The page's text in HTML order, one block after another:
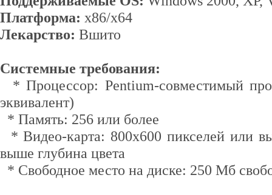
Платформа: x86/x64
Лекарство: Вшито
Системные требования:
* Процессор: Pentium-совместимый
эквивалент)
* Память: 256 или более
* Видео-карта: 800x600 пикселей или
выше глубина цвета
* Свободное место на диске: 250 Мб